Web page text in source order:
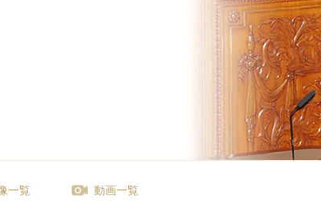
一覧 動画一覧